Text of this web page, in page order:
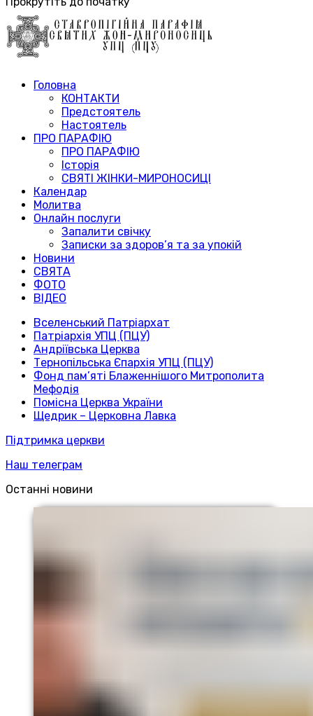
Головна
КОНТАКТИ
Предстоятель
Настоятель
ПРО ПАРАФІЮ
ПРО ПАРАФІЮ
Історія
СВЯТІ ЖІНКИ-МИРОНОСИЦІ
Календар
Молитва
Онлайн послуги
Запалити свічку
Записки за здоров’я та за упокій
Новини
СВЯТА
ФОТО
ВІДЕО
Вселенський Патріархат
Патріархія УПЦ (ПЦУ)
Андріївська Церква
Тернопільська Єпархія УПЦ (ПЦУ)
Фонд пам’яті Блаженнішого Митрополита
Мефодія
Помісна Церква України
Щедрик – Церковна Лавка
Підтримка церкви
Наш телеграм
Останні новини